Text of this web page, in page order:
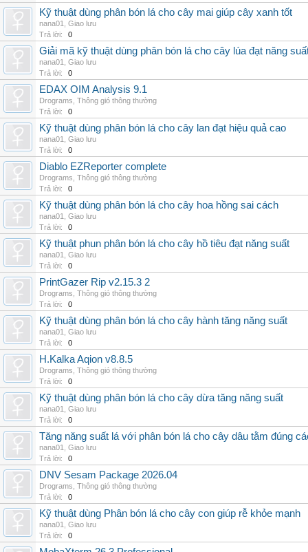
Kỹ thuật dùng phân bón lá cho cây mai giúp cây xanh tốt
nana01
Giao lưu
Trả lời:
0
Giải mã kỹ thuật dùng phân bón lá cho cây lúa đạt năng
nana01
Giao lưu
Trả lời:
0
EDAX OIM Analysis 9.1
Drograms Thông gió thông thường
Trả lời:
0
Kỹ thuật dùng phân bón lá cho cây lan đạt hiệu quả cao
nana01
Giao lưu
Trả lời:
0
Diablo EZReporter complete
Drograms Thông gió thông thường
Trả lời:
0
Kỹ thuật dùng phân bón lá cho cây hoa hồng sai cách
nana01
Giao lưu
Trả lời:
0
Kỹ thuật phun phân bón lá cho cây hồ tiêu đạt năng suất
nana01
Giao lưu
Trả lời:
0
PrintGazer Rip v2.15.3 2
Drograms Thông gió thông thường
Trả lời:
0
Kỹ thuật dùng phân bón lá cho cây hành tăng năng suất
nana01
Giao lưu
Trả lời:
0
H.Kalka Aqion v8.8.5
Drograms Thông gió thông thường
Trả lời:
0
Kỹ thuật dùng phân bón lá cho cây dừa tăng năng suất
nana01
Giao lưu
Trả lời:
0
Tăng năng suất lá với phân bón lá cho cây dâu tằm đúng
nana01
Giao lưu
Trả lời:
0
DNV Sesam Package 2026.04
Drograms Thông gió thông thường
Trả lời:
0
Kỹ thuật dùng Phân bón lá cho cây con giúp rễ khỏe mạnh
nana01
Giao lưu
Trả lời:
0